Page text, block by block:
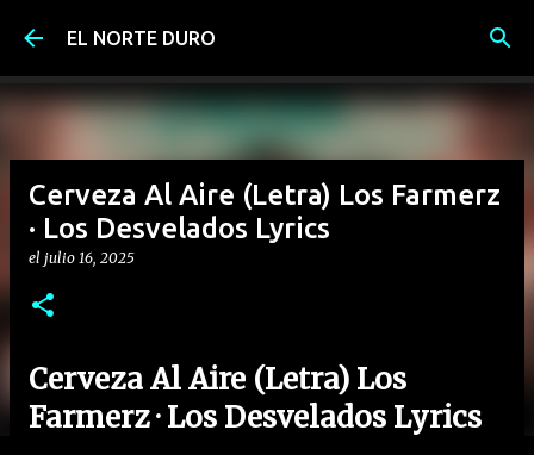
Ir al contenido principal
EL NORTE DURO
Cerveza Al Aire (Letra) Los Farmerz
· Los Desvelados Lyrics
el julio 16, 2025
Cerveza Al Aire (Letra) Los
Farmerz · Los Desvelados Lyrics